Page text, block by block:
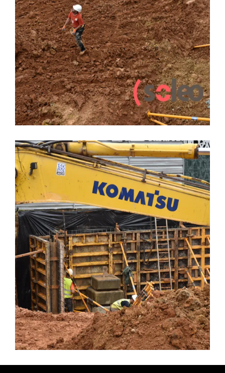
LEER MÁS
2 JUNIO, 2018
CONSTRUCCION EDIFICIO SOLEO PRADO DE LA VEGA SIN
CATEGORÍA
Edificio Soleo, el terreno se
comporta.
LEER MÁS